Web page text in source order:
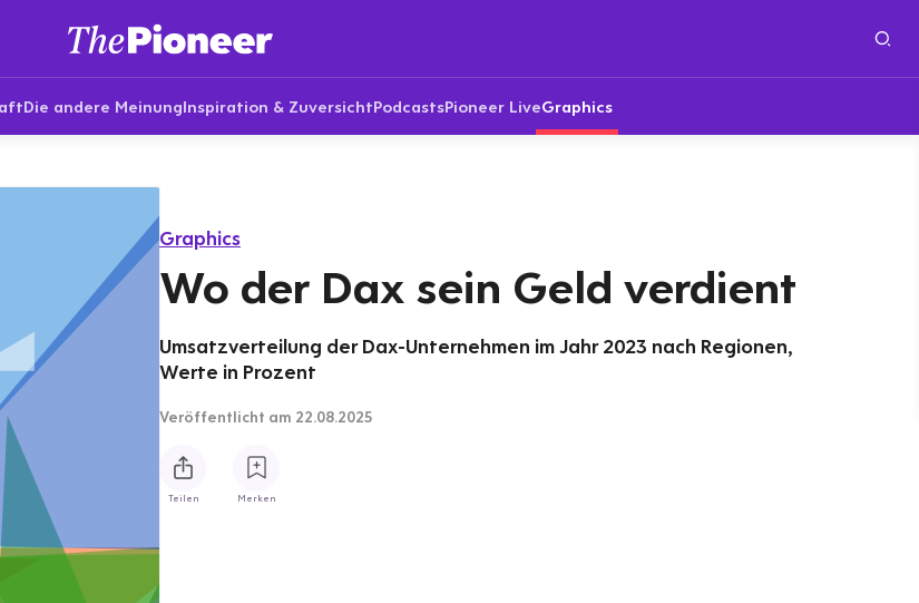
Die andere MeinungInspiration & ZuversichtPodcastsPioneer LiveGraphics
Graphics
Wo der Dax sein Geld verdient
Umsatzverteilung der Dax-Unternehmen im Jahr 2023 nach Regionen,
Werte in Prozent
Veröffentlicht am 22.08.2025
Teilen Merken